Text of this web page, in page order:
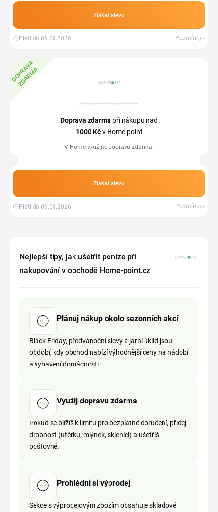
Získat slevu
Platí do 09.08.2026 Podmínky
D
O
P
R
A
V
A
Z
D
A
R
M
A
Doprava zdarma při nákupu nad
1000 Kčv Home-point
V Home využijte dopravu zdarma.
Získat slevu
Platí do 09.08.2026 Podmínky
Nejlepší tipy, jak ušetřit peníze při
nakupování v obchodě Home-point.cz
Plánuj nákup okolo sezonních akcí
Black Friday, předvánoční slevy a jarní úklid jsou
období, kdy obchod nabízí výhodnější ceny na nádobí
a vybavení domácnosti.
Využij dopravu zdarma
Pokud se blížíš k limitu pro bezplatné doručení, přidej
drobnost (utěrku, mlýnek, sklenici) a ušetříš
poštovné.
Prohlédni si výprodej
Sekce s výprodejovým zbožím obsahuje skladové